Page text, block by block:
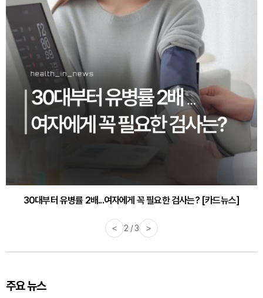
30대부터 유병률 2배...여자에게 꼭 필요한 검사는? [카드뉴스]
감기·독감 예방하고 면역력 높이는 4가지 영양제 [카드뉴스]
< 2 / 3 >
주요 뉴스